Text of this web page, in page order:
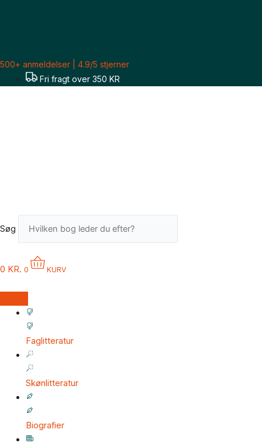
500+ anmeldelser | 4.9/5 stjerner
Fri fragt over 350 KR
Søg
0 KR. 0 KURV
Faglitteratur
Skønlitteratur
Biografier